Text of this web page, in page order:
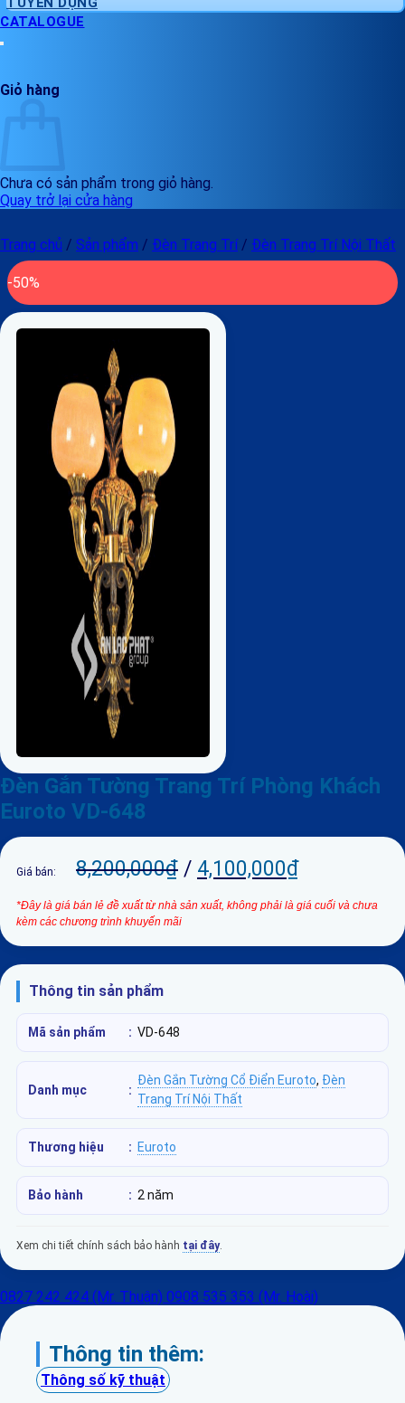
CATALOGUE
Giỏ hàng
Chưa có sản phẩm trong giỏ hàng.
Quay trở lại cửa hàng
Trang chủ / Sản phẩm / Đèn Trang Trí / Đèn Trang Trí Nội Thất
-50%
Đèn Gắn Tường Trang Trí Phòng Khách
Euroto VD-648
Giá bán: 8,200,000₫ / 4,100,000₫
*Đây là giá bán lẻ đề xuất từ nhà sản xuất, không phải là giá cuối và chưa
kèm các chương trình khuyến mãi
Thông tin sản phẩm
Mã sản phẩm : VD-648
Danh mục :
Đèn Gắn Tường Cổ Điển Euroto, Đèn
Trang Trí Nội Thất
Thương hiệu : Euroto
Bảo hành : 2 năm
Xem chi tiết chính sách bảo hành tại đây.
0827 242 424 (Mr. Thuận) 0908 535 353 (Mr. Hoài)
Thông tin thêm:
Thông số kỹ thuật